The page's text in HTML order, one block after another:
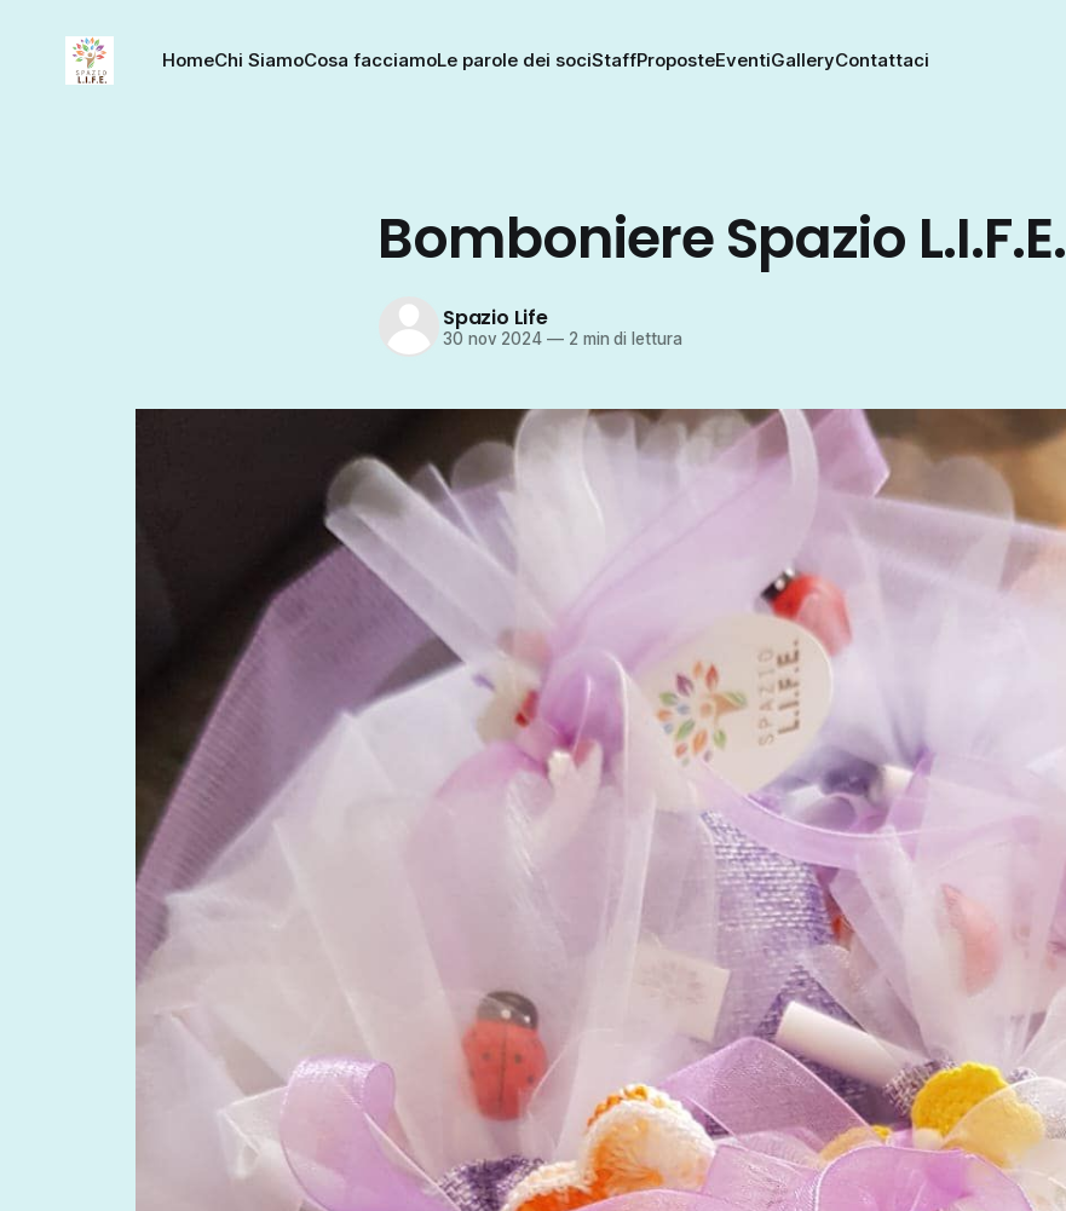
HomeChi SiamoCosa facciamoLe parole dei sociStaffProposteEventiGalleryContattaci
Bomboniere Spazio L.I.F.E.
Spazio Life
30 nov 2024 —2 min di lettura